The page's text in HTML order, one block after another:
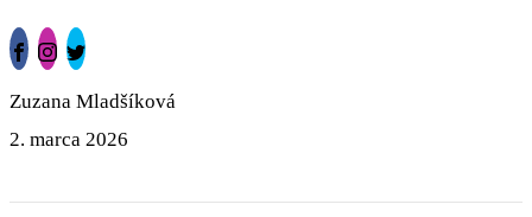
Zuzana Mladšíková
2. marca 2026